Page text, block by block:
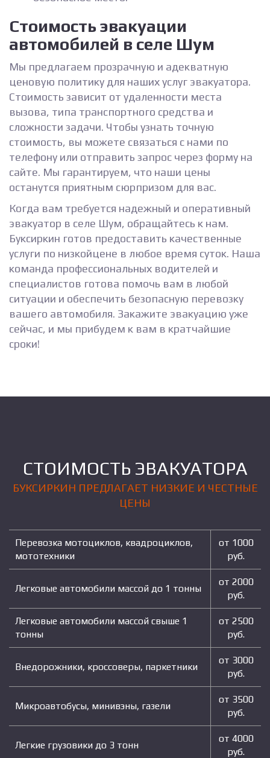
Стоимость эвакуации
автомобилей в селе Шум
Мы предлагаем прозрачную и адекватную
ценовую политику для наших услуг эвакуатора.
Стоимость зависит от удаленности места
вызова, типа транспортного средства и
сложности задачи. Чтобы узнать точную
стоимость, вы можете связаться с нами по
телефону или отправить запрос через форму на
сайте. Мы гарантируем, что наши цены
останутся приятным сюрпризом для вас.
Когда вам требуется надежный и оперативный
эвакуатор в селе Шум, обращайтесь к нам.
Буксиркин готов предоставить качественные
услуги по низкойцене в любое время суток. Наша
команда профессиональных водителей и
специалистов готова помочь вам в любой
ситуации и обеспечить безопасную перевозку
вашего автомобиля. Закажите эвакуацию уже
сейчас, и мы прибудем к вам в кратчайшие
сроки!
СТОИМОСТЬ ЭВАКУАТОРА
БУКСИРКИН ПРЕДЛАГАЕТ НИЗКИЕ И ЧЕСТНЫЕ
ЦЕНЫ
Перевозка мотоциклов, квадроциклов,
мототехники
от 1000
руб.
Легковые автомобили массой до 1 тонны
от 2000
руб.
Легковые автомобили массой свыше 1
тонны
от 2500
руб.
Внедорожники, кроссоверы, паркетники
от 3000
руб.
Микроавтобусы, минивэны, газели
от 3500
руб.
Легкие грузовики до 3 тонн
от 4000
руб.